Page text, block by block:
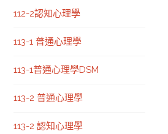
112-2認知心理學
113-1 普通心理學
113-1普通心理學DSM
113-2 普通心理學
113-2 認知心理學